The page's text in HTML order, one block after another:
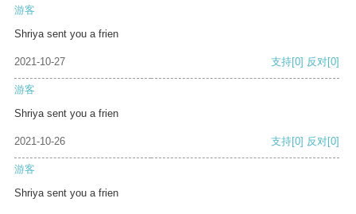
游客
Shriya sent you a frien
2021-10-27 支持[0] 反对[0]
游客
Shriya sent you a frien
2021-10-26 支持[0] 反对[0]
游客
Shriya sent you a frien